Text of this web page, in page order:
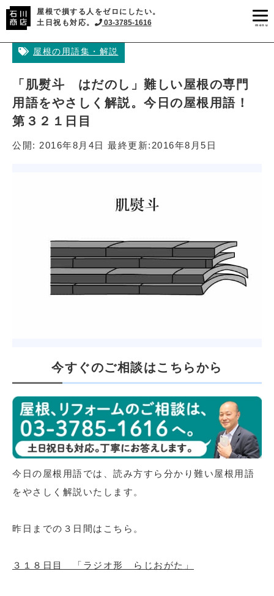
屋根で損する人をゼロにしたい。
土日祝も対応。
03-3785-1616 menu
屋根の用語集・解説
「肌熨斗 はだのし」難しい屋根の専門
用語をやさしく解説。今日の屋根用語！
第３２１日目
公開: 2016年8月4日 最終更新: 2016年8月5日
今すぐのご相談はこちらから
今日の屋根用語では、読み方すら分かり難い屋根用語
をやさしく解説いたします。
昨日までの３日間はこちら。
３１８日目 「ラジオ形 らじおがた」